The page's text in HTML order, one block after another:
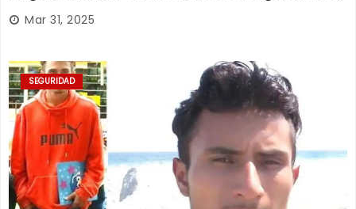
Huajuapan de León
Mar 31, 2025
SEGURIDAD